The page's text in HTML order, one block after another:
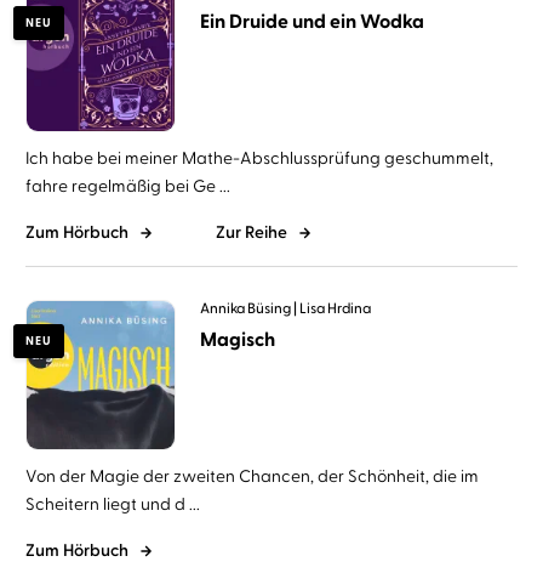
NEU Ein Druide und ein Wodka
Ich habe bei meiner Mathe-Abschlussprüfung geschummelt,
fahre regelmäßig bei Ge ...
Zum Hörbuch Zur Reihe
NEU
Annika Büsing Lisa Hrdina
Magisch
Von der Magie der zweiten Chancen, der Schönheit, die im
Scheitern liegt und d ...
Zum Hörbuch